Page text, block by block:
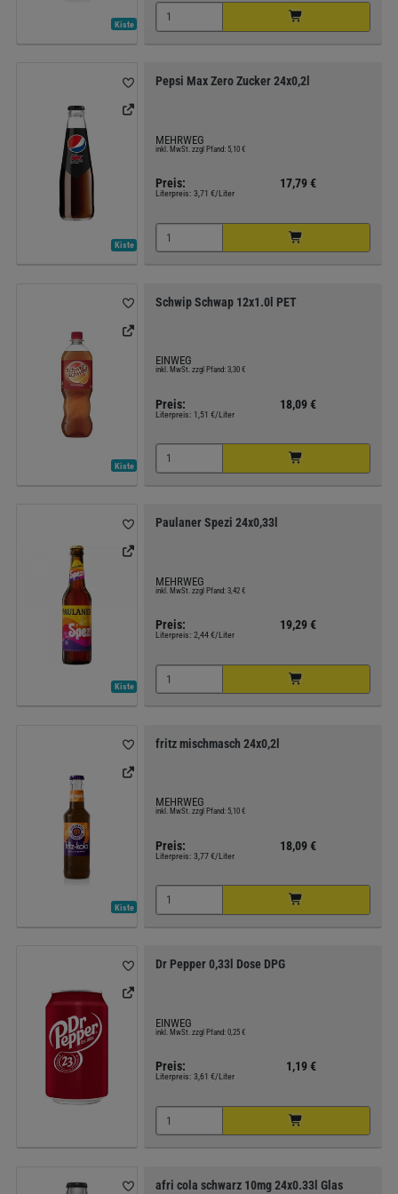
Kiste
Kiste
Pepsi Max Zero Zucker 24x0,2l
MEHRWEG
inkl. MwSt. zzgl Pfand: 5,10 €
Preis: 17,79 €
Literpreis: 3,71 €/Liter
Kiste
Schwip Schwap 12x1.0l PET
EINWEG
inkl. MwSt. zzgl Pfand: 3,30 €
Preis: 18,09 €
Literpreis: 1,51 €/Liter
Kiste
Paulaner Spezi 24x0,33l
MEHRWEG
inkl. MwSt. zzgl Pfand: 3,42 €
Preis: 19,29 €
Literpreis: 2,44 €/Liter
Kiste
fritz mischmasch 24x0,2l
MEHRWEG
inkl. MwSt. zzgl Pfand: 5,10 €
Preis: 18,09 €
Literpreis: 3,77 €/Liter
Dr Pepper 0,33l Dose DPG
EINWEG
inkl. MwSt. zzgl Pfand: 0,25 €
Preis: 1,19 €
Literpreis: 3,61 €/Liter
afri cola schwarz 10mg 24x0.33l Glas